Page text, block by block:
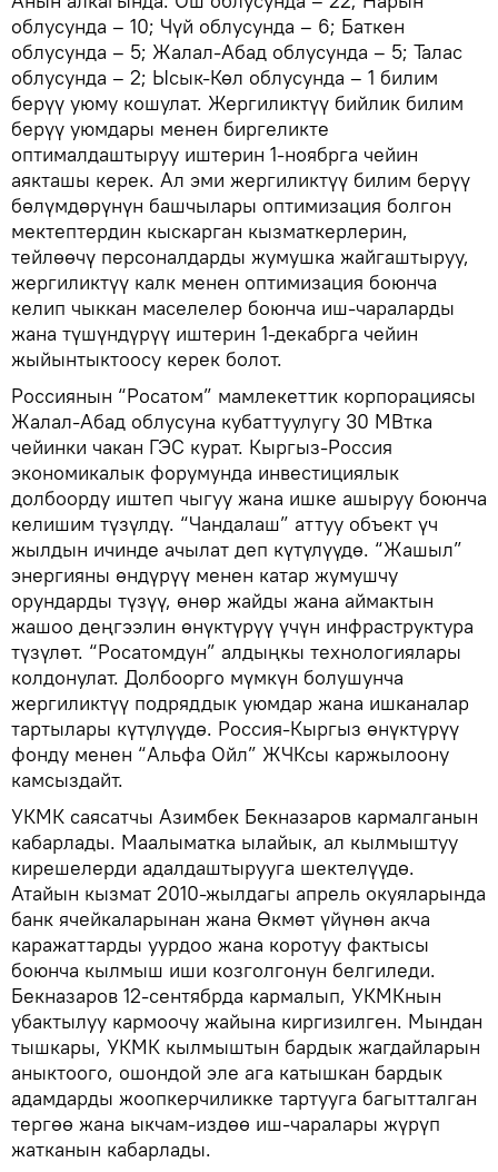
облусунда – 10; Чүй облусунда – 6; Баткен
облусунда – 5; Жалал-Абад облусунда – 5; Талас
облусунда – 2; Ысык-Көл облусунда – 1 билим
берүү уюму кошулат. Жергиликтүү бийлик билим
берүү уюмдары менен биргеликте
оптималдаштыруу иштерин 1-ноябрга чейин
аякташы керек. Ал эми жергиликтүү билим берүү
бөлүмдөрүнүн башчылары оптимизация болгон
мектептердин кыскарган кызматкерлерин,
тейлөөчү персоналдарды жумушка жайгаштыруу,
жергиликтүү калк менен оптимизация боюнча
келип чыккан маселелер боюнча иш-чараларды
жана түшүндүрүү иштерин 1-декабрга чейин
жыйынтыктоосу керек болот.
Россиянын “Росатом” мамлекеттик корпорациясы
Жалал-Абад облусуна кубаттуулугу 30 МВтка
чейинки чакан ГЭС курат. Кыргыз-Россия
экономикалык форумунда инвестициялык
долбоорду иштеп чыгуу жана ишке ашыруу боюнча
келишим түзүлдү. “Чандалаш” аттуу объект үч
жылдын ичинде ачылат деп күтүлүүдө. “Жашыл”
энергияны өндүрүү менен катар жумушчу
орундарды түзүү, өнөр жайды жана аймактын
жашоо деңгээлин өнүктүрүү үчүн инфраструктура
түзүлөт. “Росатомдун” алдыңкы технологиялары
колдонулат. Долбоорго мүмкүн болушунча
жергиликтүү подряддык уюмдар жана ишканалар
тартылары күтүлүүдө. Россия-Кыргыз өнүктүрүү
фонду менен “Альфа Ойл” ЖЧКсы каржылоону
камсыздайт.
УКМК саясатчы Азимбек Бекназаров кармалганын
кабарлады. Маалыматка ылайык, ал кылмыштуу
кирешелерди адалдаштырууга шектелүүдө.
Атайын кызмат 2010-жылдагы апрель окуяларында
банк ячейкаларынан жана Өкмөт үйүнөн акча
каражаттарды уурдоо жана коротуу фактысы
боюнча кылмыш иши козголгонун белгиледи.
Бекназаров 12-сентябрда кармалып, УКМКнын
убактылуу кармоочу жайына киргизилген. Мындан
тышкары, УКМК кылмыштын бардык жагдайларын
аныктоого, ошондой эле ага катышкан бардык
адамдарды жоопкерчиликке тартууга багытталган
тергөө жана ыкчам-издөө иш-чаралары жүрүп
жатканын кабарлады.